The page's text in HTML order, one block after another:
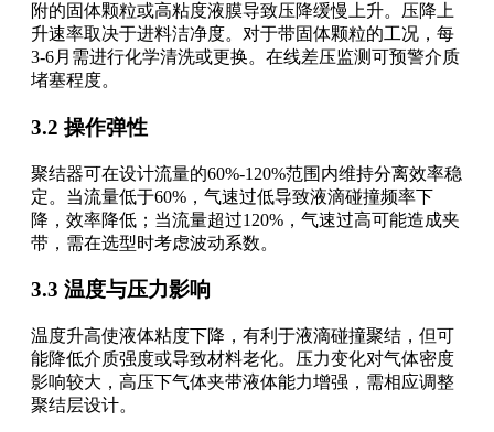
附的固体颗粒或高粘度液膜导致压降缓慢上升。压降上
升速率取决于进料洁净度。对于带固体颗粒的工况，每
3-6月需进行化学清洗或更换。在线差压监测可预警介质
堵塞程度。
3.2 操作弹性
聚结器可在设计流量的60%-120%范围内维持分离效率稳
定。当流量低于60%，气速过低导致液滴碰撞频率下
降，效率降低；当流量超过120%，气速过高可能造成夹
带，需在选型时考虑波动系数。
3.3 温度与压力影响
温度升高使液体粘度下降，有利于液滴碰撞聚结，但可
能降低介质强度或导致材料老化。压力变化对气体密度
影响较大，高压下气体夹带液体能力增强，需相应调整
聚结层设计。